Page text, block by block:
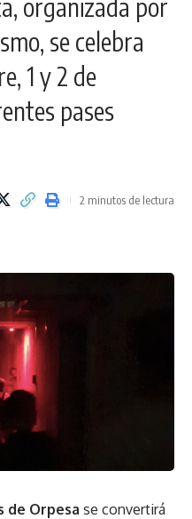
organizada por
se celebra
1 y 2 de
pases
2 minutos de lectura
de Orpesa se convertirá